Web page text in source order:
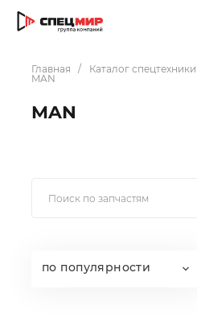
Главная Каталог спецтехники
MAN
MAN
по популярности